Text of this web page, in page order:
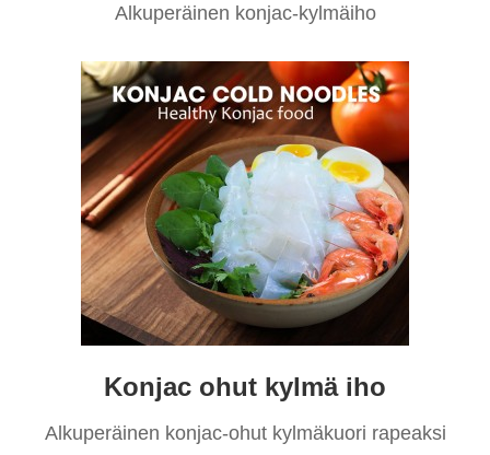
Alkuperäinen konjac-kylmäiho
Konjac ohut kylmä iho
Alkuperäinen konjac-ohut kylmäkuori rapeaksi